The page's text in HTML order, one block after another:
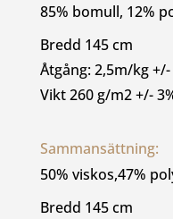
85% bomull, 12%
Bredd 145 cm
Åtgång: 2,5m/kg +/-
Vikt 260 g/m2 +/-
Sammansättning:
50% viskos,47%
Bredd 145 cm